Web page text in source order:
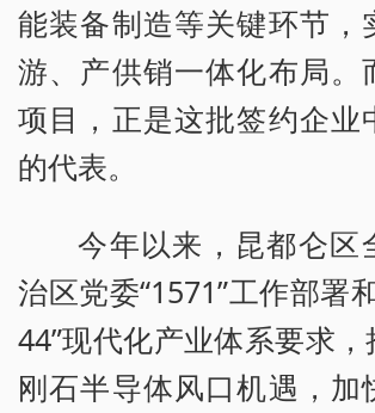
能装备制造等关键环节，
游、产供销一体化布局。
项目，正是这批签约企业
的代表。
今年以来，昆都仑区
治区党委“1571”工作部署
44”现代化产业体系要求
刚石半导体风口机遇，加